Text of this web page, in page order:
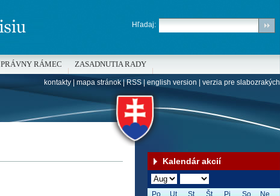
Kalendár akcií
Po Ut St Št Pi So Ne
Hľadaj:
PRÁVNY RÁMEC ZASADNUTIA RADY
kontakty| mapa stránok|RSS| english version verzia pre slabozrakých